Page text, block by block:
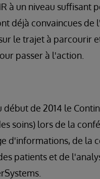
à un niveau suffisant
déjà convaincues de
le trajet à parcourir
passer à l'action.
début de 2014 le
soins) lors de la
d'informations, de la
patients et de